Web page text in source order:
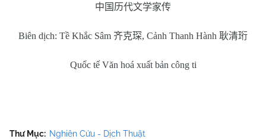
中国历代文学家传
Biên dịch: Tề Khắc Sâm 齐克琛, Cảnh Thanh Hành 耿清珩
Quốc tế Văn hoá xuất bản công ti
Thư Mục: Nghiên Cứu - Dịch Thuật